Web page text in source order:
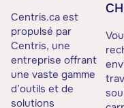
Centris.ca est
propulsé par
Centris, une
entreprise offrant
une vaste gamme
d’outils et de
solutions